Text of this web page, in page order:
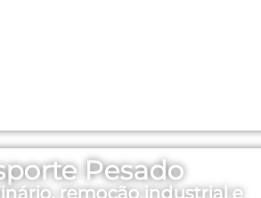
Pesado
remoção industrial e